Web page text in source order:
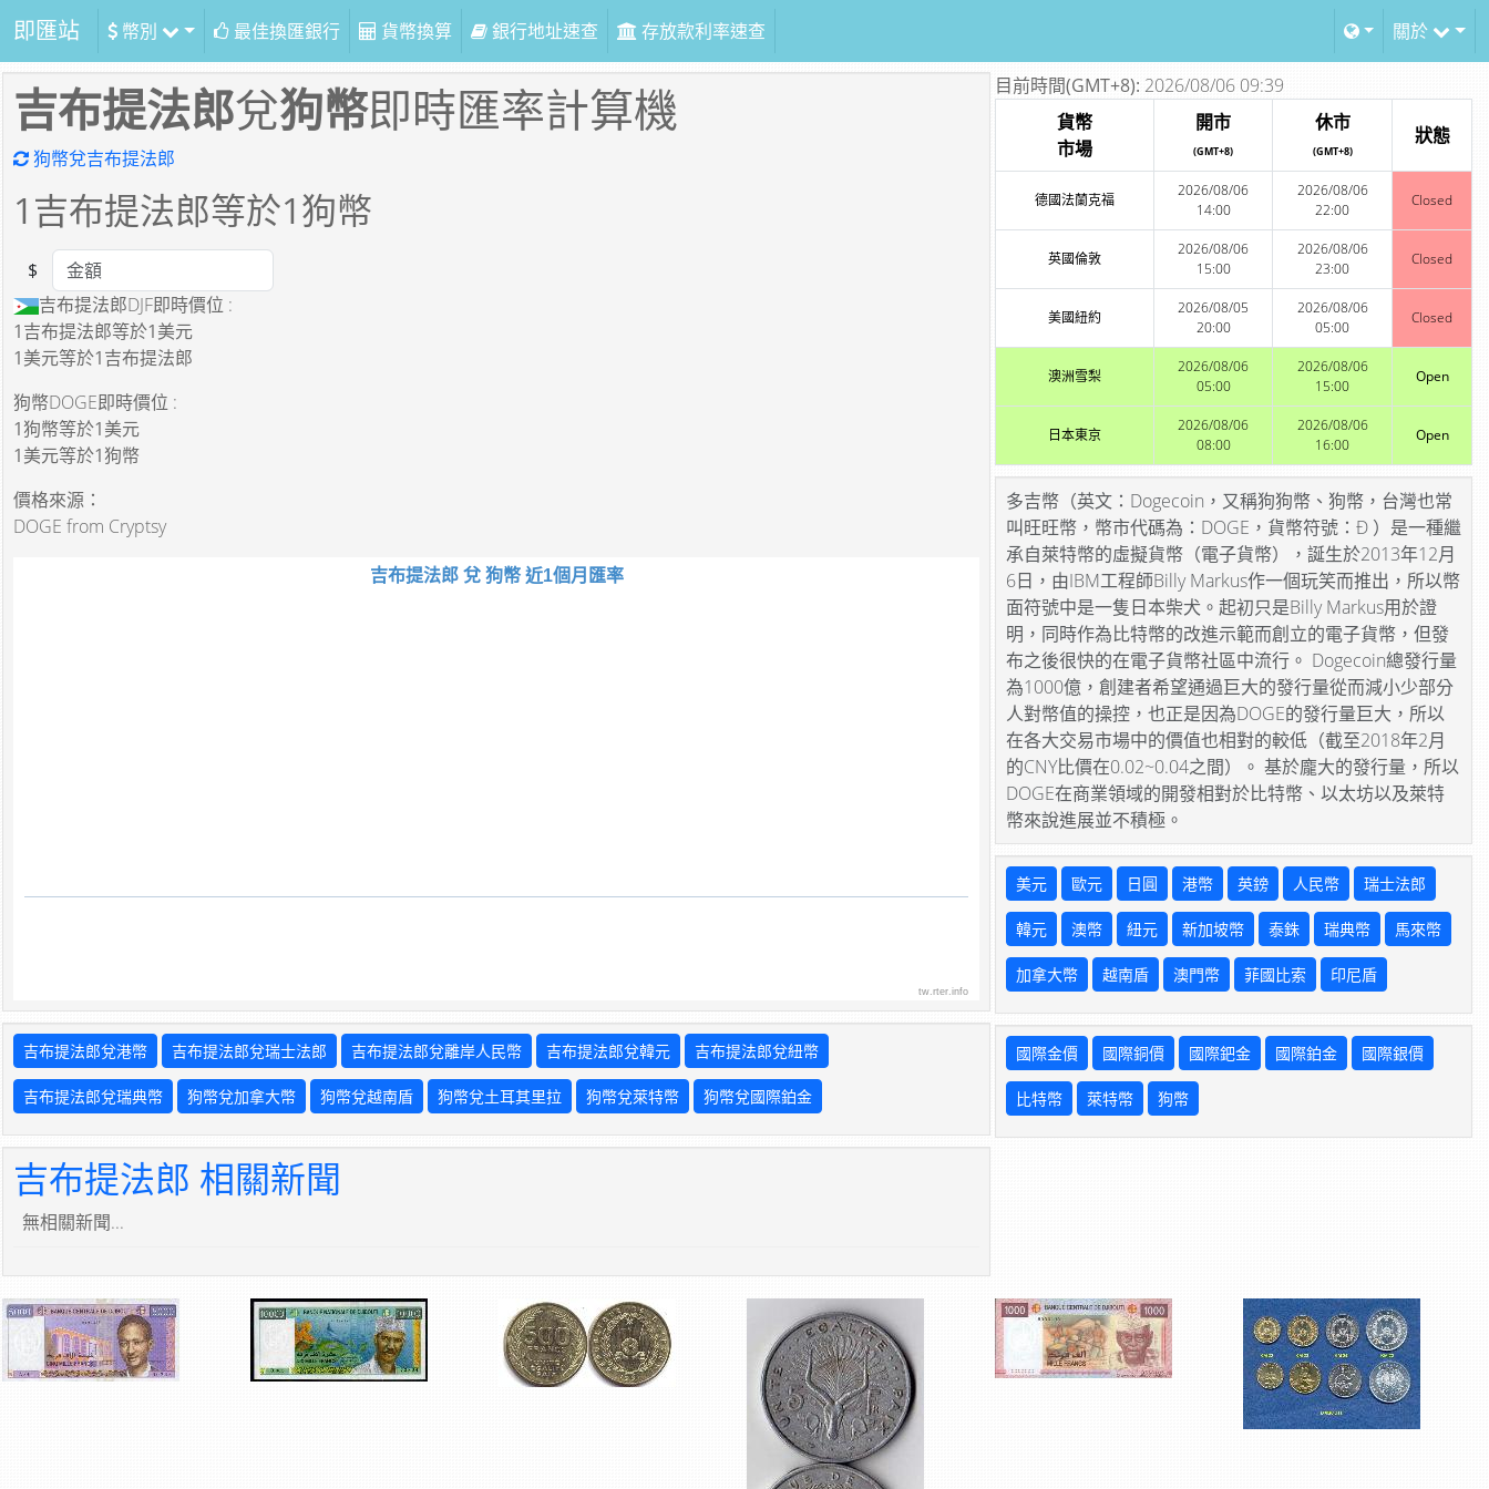
即匯站 幣別 最佳換匯銀行 貨幣換算 銀行地址速查 存放款利率速查 關於
吉布提法郎兌狗幣即時匯率計算機
狗幣兌吉布提法郎
1吉布提法郎等於1狗幣
Amount
$
吉布提法郎DJF即時價位 :
1吉布提法郎等於1美元
1美元等於1吉布提法郎
狗幣DOGE即時價位 :
1狗幣等於1美元
1美元等於1狗幣
價格來源：
DOGE from Cryptsy
吉布提法郎 兌 狗幣 近1個月匯率
tw.rter.info
吉布提法郎兌港幣 吉布提法郎兌瑞士法郎 吉布提法郎兌離岸人民幣 吉布提法郎兌韓元 吉布提法郎兌紐幣
吉布提法郎兌瑞典幣 狗幣兌加拿大幣 狗幣兌越南盾 狗幣兌土耳其里拉 狗幣兌萊特幣 狗幣兌國際鉑金
吉布提法郎 相關新聞
無相關新聞...
目前時間(GMT+8): 2026/08/06 09:39
貨幣
市場
開市
(GMT+8)
休市
(GMT+8)
狀態
德國法蘭克福
2026/08/06
14:00
2026/08/06
22:00
Closed
英國倫敦
2026/08/06
15:00
2026/08/06
23:00
Closed
美國紐約
2026/08/05
20:00
2026/08/06
05:00
Closed
澳洲雪梨
2026/08/06
05:00
2026/08/06
15:00
Open
日本東京
2026/08/06
08:00
2026/08/06
16:00
Open
多吉幣（英文：Dogecoin，又稱狗狗幣、狗幣，台灣也常
叫旺旺幣，幣市代碼為：DOGE，貨幣符號：Ð ）是一種繼
承自萊特幣的虛擬貨幣（電子貨幣），誕生於2013年12月
6日，由IBM工程師Billy Markus作一個玩笑而推出，所以幣
面符號中是一隻日本柴犬。起初只是Billy Markus用於證
明，同時作為比特幣的改進示範而創立的電子貨幣，但發
布之後很快的在電子貨幣社區中流行。 Dogecoin總發行量
為1000億，創建者希望通過巨大的發行量從而減小少部分
人對幣值的操控，也正是因為DOGE的發行量巨大，所以
在各大交易市場中的價值也相對的較低（截至2018年2月
的CNY比價在0.02~0.04之間）。 基於龐大的發行量，所以
DOGE在商業領域的開發相對於比特幣、以太坊以及萊特
幣來說進展並不積極。
美元 歐元 日圓 港幣 英鎊 人民幣 瑞士法郎
韓元 澳幣 紐元 新加坡幣 泰銖 瑞典幣 馬來幣
加拿大幣 越南盾 澳門幣 菲國比索 印尼盾
國際金價 國際銅價 國際鈀金 國際鉑金 國際銀價
比特幣 萊特幣 狗幣